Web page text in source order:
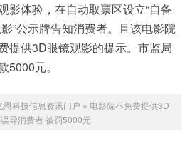
影体验，在自动取票区设立“自备
”公示牌告知消费者。且该电影院
提供3D眼镜观影的提示。市监局
5000元。
恩科技信息资讯门户 » 电影院不免费提供3D
导消费者 被罚5000元